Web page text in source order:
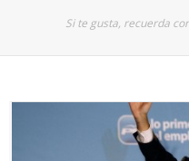
Si te gusta, recuerda